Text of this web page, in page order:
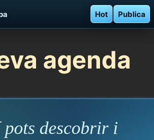
Hot Publica
agenda
descobrir i